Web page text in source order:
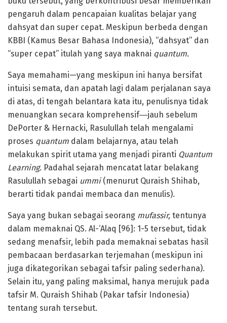
pengaruh dalam pencapaian kualitas belajar yang
dahsyat dan super cepat. Meskipun berbeda dengan
KBBI (Kamus Besar Bahasa Indonesia), “dahsyat” dan
“super cepat” itulah yang saya maknai quantum.
Saya memahami—yang meskipun ini hanya bersifat
intuisi semata, dan apatah lagi dalam perjalanan saya
di atas, di tengah belantara kata itu, penulisnya tidak
menuangkan secara komprehensif―jauh sebelum
DePorter & Hernacki, Rasulullah telah mengalami
proses quantum dalam belajarnya, atau telah
melakukan spirit utama yang menjadi piranti Quantum
Learning. Padahal sejarah mencatat latar belakang
Rasulullah sebagai ummi (menurut Quraish Shihab,
berarti tidak pandai membaca dan menulis).
Saya yang bukan sebagai seorang mufassir, tentunya
dalam memaknai QS. Al-‘Alaq [96]: 1-5 tersebut, tidak
sedang menafsir, lebih pada memaknai sebatas hasil
pembacaan berdasarkan terjemahan (meskipun ini
juga dikategorikan sebagai tafsir paling sederhana).
Selain itu, yang paling maksimal, hanya merujuk pada
tafsir M. Quraish Shihab (Pakar tafsir Indonesia)
tentang surah tersebut.